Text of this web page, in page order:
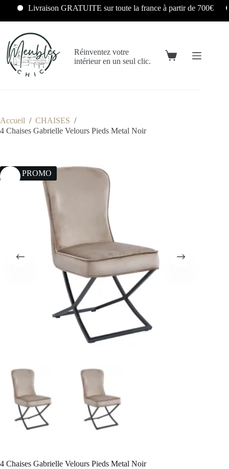
Livraison GRATUITE sur toute la france à partir de 700€
Réinventez votre
intérieur en un seul clic.
Accueil / CHAISES /
4 Chaises Gabrielle Velours Pieds Metal Noir
16% PROMO
4 Chaises Gabrielle Velours Pieds Metal Noir